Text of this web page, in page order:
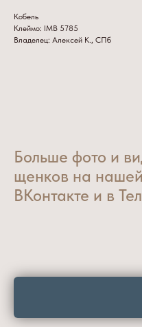
Кобель
Клеймо: IMB 5785
Владелец: Алексей К., СПб
Больше фото и
щенков на
ВКонтакте и в